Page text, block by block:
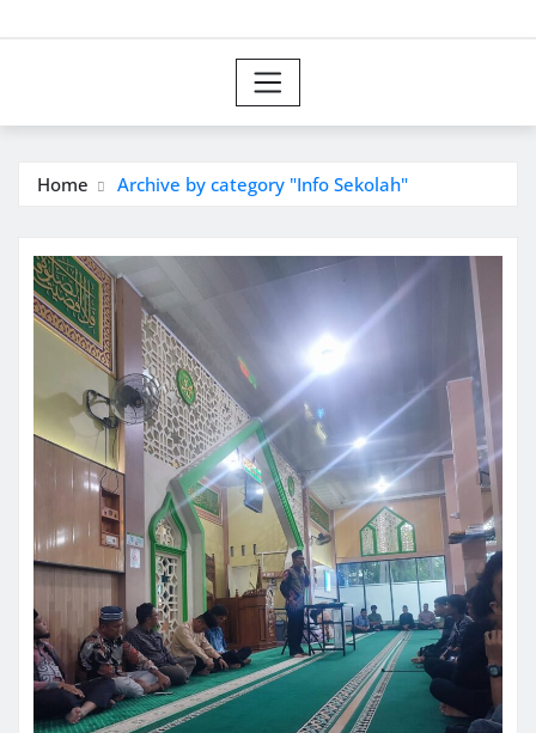
Home Archive by category "Info Sekolah"